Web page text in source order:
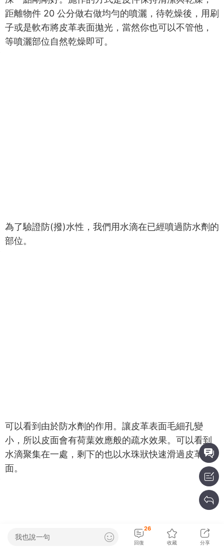
深一點剛剛好。施作的方式是皮件保持清潔與乾燥，
距離物件 20 公分做右做均勻的噴灑，待乾燥後，用刷
子或是軟布將皮革表面拋光，當然你也可以不管他，
為了驗證防(撥)水性，我們用水滴在已經噴過防水劑的
可以看到由於防水劑的作用。讓皮革表面毛細孔變
小，所以皮面會有荷葉效應般的疏水效果。可以看到
水滴聚集在一處，剩下的也以水珠狀快速滑過皮革表
我也說一句
回復
26
收藏 分享